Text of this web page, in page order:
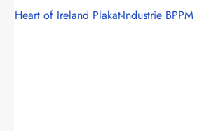
Heart of Ireland Plakat-Industrie